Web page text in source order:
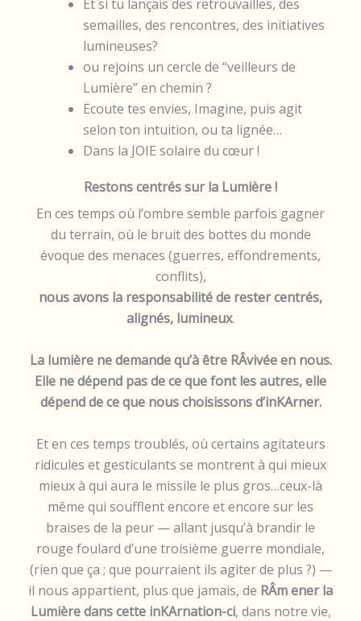
Et si tu lançais des retrouvailles, des
semailles, des rencontres, des initiatives
lumineuses?
ou rejoins un cercle de “veilleurs de
Lumière” en chemin ?
Ecoute tes envies, Imagine, puis agit
selon ton intuition, ou ta lignée…
Dans la JOIE solaire du cœur !
Restons centrés sur la Lumière !
En ces temps où l’ombre semble parfois gagner
du terrain, où le bruit des bottes du monde
évoque des menaces (guerres, effondrements,
conflits),
nous avons la responsabilité de rester centrés,
alignés, lumineux.
La lumière ne demande qu’à être RÂvivée en nous.
Elle ne dépend pas de ce que font les autres, elle
dépend de ce que nous choisissons d’inKArner.
Et en ces temps troublés, où certains agitateurs
ridicules et gesticulants se montrent à qui mieux
mieux à qui aura le missile le plus gros…ceux-là
même qui soufflent encore et encore sur les
braises de la peur — allant jusqu’à brandir le
rouge foulard d’une troisième guerre mondiale,
(rien que ça ; que pourraient ils agiter de plus ?) —
il nous appartient, plus que jamais, de RÂm ener la
Lumière dans cette inKArnation-ci, dans notre vie,